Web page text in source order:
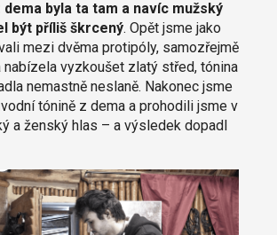
byla ta tam a navíc mužský
být příliš škrcený. Opět jsme jako
mezi dvěma protipóly, samozřejmě
nabízela vyzkoušet zlatý střed, tónina
nemastně neslaně. Nakonec jsme
tónině z dema a prohodili jsme v
a ženský hlas – a výsledek dopadl